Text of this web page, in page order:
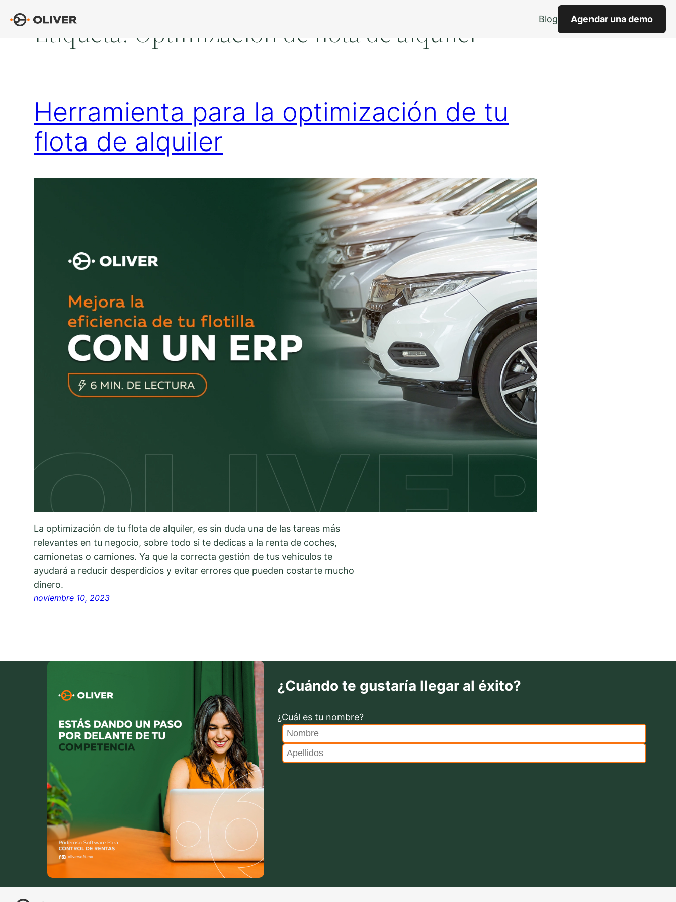
Blog Agendar una demo
Etiqueta: Optimización de flota de alquiler
Herramienta para la optimización de tu
flota de alquiler
La optimización de tu flota de alquiler, es sin duda una de las tareas más
relevantes en tu negocio, sobre todo si te dedicas a la renta de coches,
camionetas o camiones. Ya que la correcta gestión de tus vehículos te
ayudará a reducir desperdicios y evitar errores que pueden costarte mucho
dinero.
noviembre 10, 2023
¿Cuándo te gustaría llegar al éxito?
¿Cuál es tu nombre?